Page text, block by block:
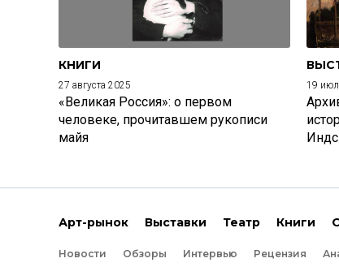
КНИГИ
27 августа 2025
«Великая Россия»: о первом
человеке, прочитавшем рукописи
майя
19
Арт-рынок Выставки Театр Книги
Новости Обзоры Интервью Рецензия